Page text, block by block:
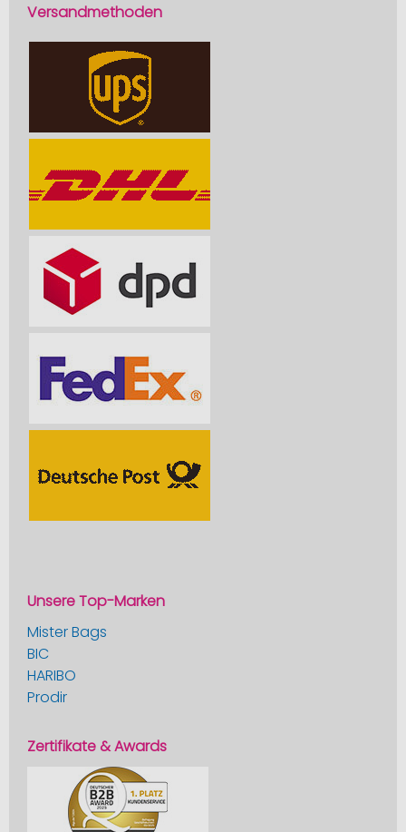
Versandmethoden
Unsere Top-Marken
Mister Bags
BIC
HARIBO
Prodir
Zertifikate & Awards